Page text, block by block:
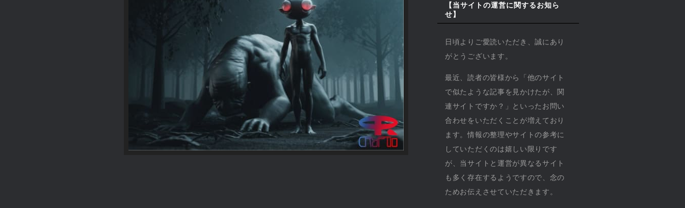
【当サイトの運営に関するお知ら
せ】
日頃よりご愛読いただき、誠にあり
がとうございます。
最近、読者の皆様から「他のサイト
で似たような記事を見かけたが、関
連サイトですか？」といったお問い
合わせをいただくことが増えており
ます。情報の整理やサイトの参考に
していただくのは嬉しい限りです
が、当サイトと運営が異なるサイト
も多く存在するようですので、念の
ためお伝えさせていただきます。